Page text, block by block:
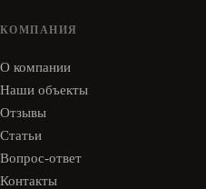
КОМПАНИЯ
О компании
Наши объекты
Отзывы
Статьи
Вопрос-ответ
Контакты